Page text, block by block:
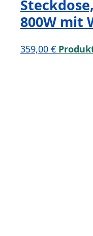
800W mit
359,00 €